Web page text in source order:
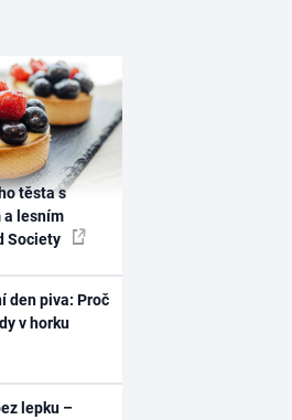
těsta s
a lesním
Society
den piva: Proč
v horku
lepku –